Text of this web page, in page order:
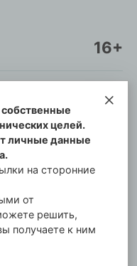
16+
портал
2026
СМИ: ПИ №57-
в сфере связи,
и массовых
целей.
личные данные
на сторонние
от
решить,
получаете к ним